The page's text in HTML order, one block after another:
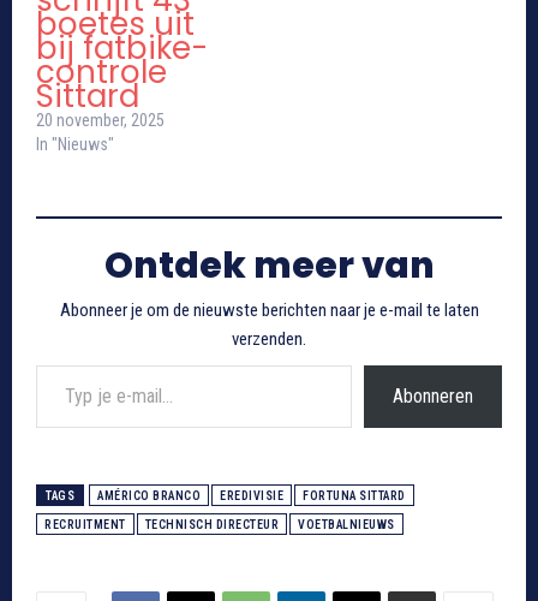
boetes uit
bij fatbike-
controle
Sittard
20 november, 2025
In "Nieuws"
Ontdek meer van
Abonneer je om de nieuwste berichten naar je e-mail te laten
verzenden.
Typ je e-mail...
Abonneren
TAGS AMÉRICO BRANCO EREDIVISIE FORTUNA SITTARD
RECRUITMENT TECHNISCH DIRECTEUR VOETBALNIEUWS